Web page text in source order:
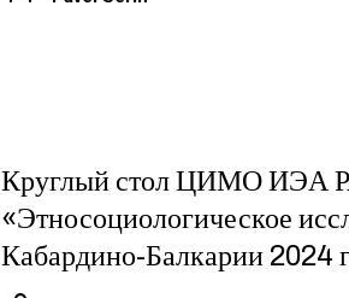
Круглый стол ЦИМО ИЭА
«Этносоциологическое
Кабардино-Балкарии 2024